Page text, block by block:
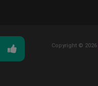
Copyright © 2026